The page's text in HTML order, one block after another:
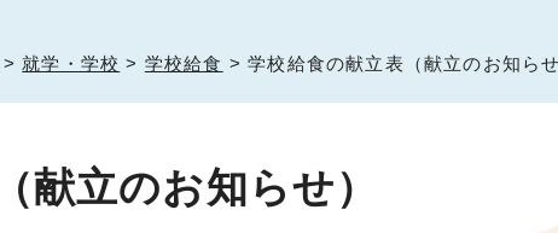
>就学・学校 > 学校給食 > 学校給食の献立表（献立のお知らせ
献立のお知らせ）